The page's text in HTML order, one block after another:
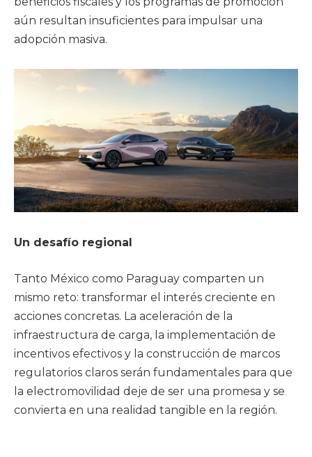
aún resultan insuficientes para impulsar una
adopción masiva.
Un desafío regional
Tanto México como Paraguay comparten un
mismo reto: transformar el interés creciente en
acciones concretas. La aceleración de la
infraestructura de carga, la implementación de
incentivos efectivos y la construcción de marcos
regulatorios claros serán fundamentales para que
la electromovilidad deje de ser una promesa y se
convierta en una realidad tangible en la región.